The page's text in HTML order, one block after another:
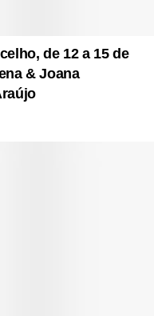
de 12 a 15 de
& Joana